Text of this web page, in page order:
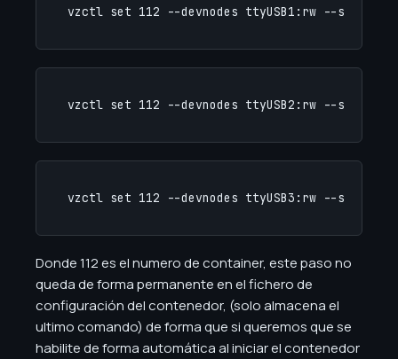
vzctl set 112 --devnodes ttyUSB1:rw --save
vzctl set 112 --devnodes ttyUSB2:rw --save
vzctl set 112 --devnodes ttyUSB3:rw --save
Donde 112 es el numero de container, este paso no
queda de forma permanente en el fichero de
configuración del contenedor, (solo almacena el
ultimo comando) de forma que si queremos que se
habilite de forma automática al iniciar el contenedor